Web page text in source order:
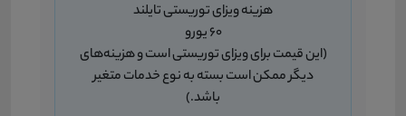
هزینه ویزای توریستی تایلند
60 یورو
(این قیمت برای ویزای توریستی است و هزینه‌های
دیگر ممکن است بسته به نوع خدمات متغیر
باشد.)